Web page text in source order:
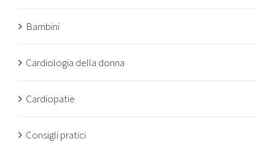
Bambini
Cardiologia della donna
Cardiopatie
Consigli pratici